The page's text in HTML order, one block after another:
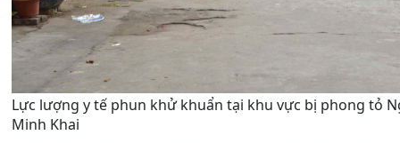
Lực lượng y tế phun khử khuẩn tại khu vực bị phong tỏ
Minh Khai